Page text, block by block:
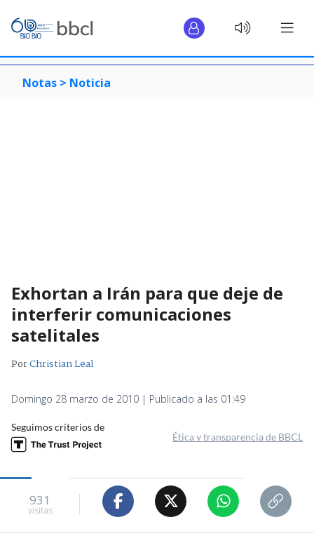
Notas > Noticia
Exhortan a Irán para que deje de
interferir comunicaciones
satelitales
PorChristian Leal
Domingo 28 marzo de 2010 | Publicado a las 01:49
Seguimos criterios de
Ética y transparencia de BBCL
931
visitas